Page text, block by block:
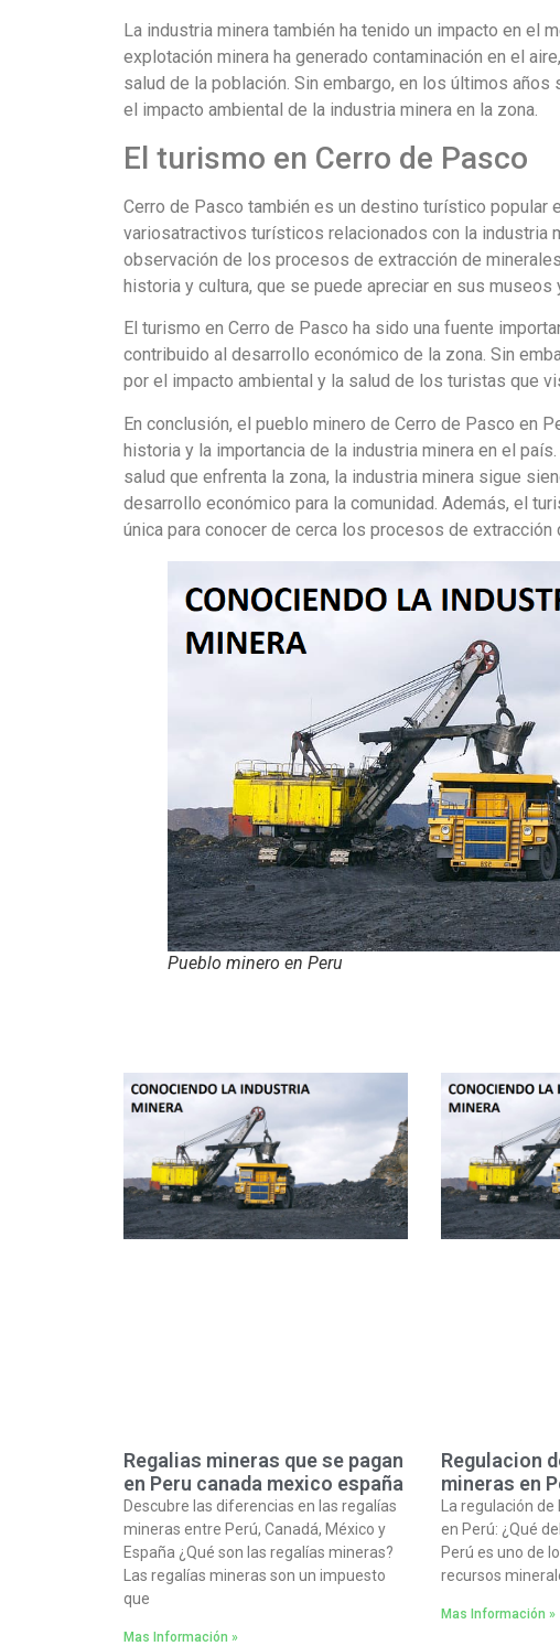
La industria minera también ha tenido un impacto en el
explotación minera ha generado contaminación en el
salud de la población. Sin embargo, en los últimos
el impacto ambiental de la industria minera en la zona.
El turismo en Cerro de Pasco
Cerro de Pasco también es un destino turístico popular
variosatractivos turísticos relacionados con la industria
observación de los procesos de extracción de
historia y cultura, que se puede apreciar en sus museos
El turismo en Cerro de Pasco ha sido una fuente
contribuido al desarrollo económico de la zona. Sin
por el impacto ambiental y la salud de los turistas que
En conclusión, el pueblo minero de Cerro de Pasco en
historia y la importancia de la industria minera en el
salud que enfrenta la zona, la industria minera sigue
desarrollo económico para la comunidad. Además, el
única para conocer de cerca los procesos de extracción
Pueblo minero en Peru
Regalias mineras que se pagan
en Peru canada mexico españa
Descubre las diferencias en las regalías
mineras entre Perú, Canadá, México y
España ¿Qué son las regalías mineras?
Las regalías mineras son un impuesto
que
Mas Información »
Regulacion
mineras en
La regulación
en Perú: ¿Qué
Perú es uno de
recursos
Mas Información »